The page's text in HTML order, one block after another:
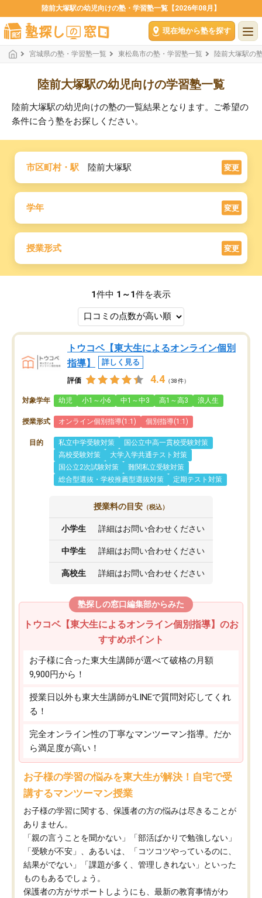
陸前大塚駅の幼児向けの塾・学習塾一覧【2026年08月】
現在地から塾を探す
宮城県の塾・学習塾一覧 東松島市の塾・学習塾一覧 陸前大塚駅の
陸前大塚駅の幼児向けの学習塾一覧
陸前大塚駅の幼児向けの塾の一覧結果となります。ご希望の
条件に合う塾をお探しください。
市区町村・駅 陸前大塚駅 変更
学年 変更
授業形式 変更
1件中 1～1件を表示
トウコベ【東大生によるオンライン個別
指導】
詳しく見る
評価 4.4 （38件）
対象学年 幼児 小1～小6 中1～中3 高1～高3 浪人生
授業形式 オンライン個別指導(1:1) 個別指導(1:1)
目的 私立中学受験対策
国公立中高一貫校受験対策
高校受験対策
大学入学共通テスト対策
国公立2次試験対策
難関私立受験対策
総合型選抜・学校推薦型選抜対策
定期テスト対策
授業料の目安 （税込）
小学生 詳細はお問い合わせください
中学生 詳細はお問い合わせください
高校生 詳細はお問い合わせください
塾探しの窓口編集部からみた
トウコベ【東大生によるオンライン個別指導】のお
すすめポイント
お子様に合った東大生講師が選べて破格の月額
9,900円から！
授業日以外も東大生講師がLINEで質問対応してくれ
る！
完全オンライン性の丁寧なマンツーマン指導。だか
ら満足度が高い！
お子様の学習の悩みを東大生が解決！自宅で受
講するマンツーマン授業
お子様の学習に関する、保護者の方の悩みは尽きることが
ありません。
「親の言うことを聞かない」「部活ばかりで勉強しない」
「受験が不安」、あるいは、「コツコツやっているのに、
結果がでない」「課題が多く、管理しきれない」といった
ものもあるでしょう。
保護者の方がサポートしようにも、最新の教育事情がわ